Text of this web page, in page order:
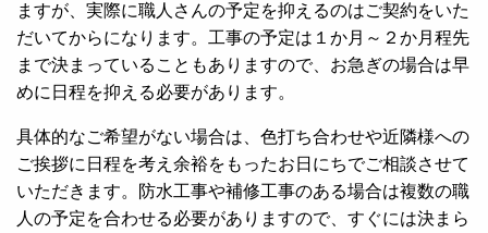
ますが、実際に職人さんの予定を抑えるのはご契約をいた
だいてからになります。工事の予定は１か月～２か月程先
まで決まっていることもありますので、お急ぎの場合は早
めに日程を抑える必要があります。
具体的なご希望がない場合は、色打ち合わせや近隣様への
ご挨拶に日程を考え余裕をもったお日にちでご相談させて
いただきます。防水工事や補修工事のある場合は複数の職
人の予定を合わせる必要がありますので、すぐには決まら